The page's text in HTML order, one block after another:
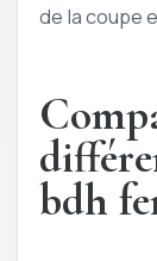
de la coupe
bdh